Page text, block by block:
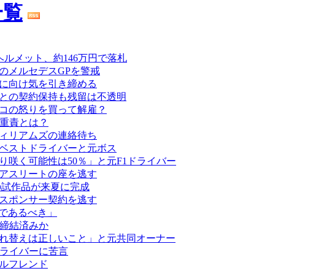
メット、約146万円で落札
メルセデスGPを警戒
向け気を引き締める
の契約保持も残留は不透明
の怒りを買って解雇？
責とは？
リアムズの連絡待ち
ストドライバーと元ボス
咲く可能性は50％」と元F1ドライバー
スリートの座を逃す
作品が来夏に完成
ポンサー契約を逃す
あるべき」
結済みか
替えは正しいこと」と元共同オーナー
イバーに苦言
フレンド